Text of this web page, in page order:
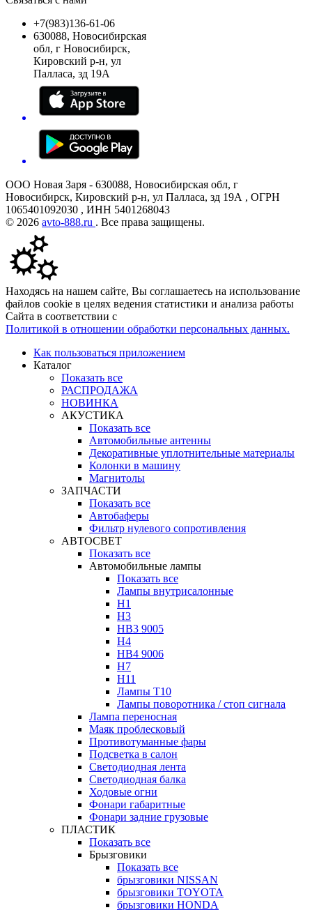
+7(983)136-61-06
630088, Новосибирская
обл, г Новосибирск,
Кировский р-н, ул
Палласа, зд 19А
ООО Новая Заря - 630088, Новосибирская обл, г
Новосибирск, Кировский р-н, ул Палласа, зд 19А , ОГРН
1065401092030 , ИНН 5401268043
© 2026 avto-888.ru . Все права защищены.
Находясь на нашем сайте, Вы соглашаетесь на использование
файлов cookie в целях ведения статистики и анализа работы
Сайта в соответствии с
Политикой в отношении обработки персональных данных.
Как пользоваться приложением
Каталог
Показать все
РАСПРОДАЖА
НОВИНКА
АКУСТИКА
Показать все
Автомобильные антенны
Декоративные уплотнительные материалы
Колонки в машину
Магнитолы
ЗАПЧАСТИ
Показать все
Автобаферы
Фильтр нулевого сопротивления
АВТОСВЕТ
Показать все
Автомобильные лампы
Показать все
Лампы внутрисалонные
H1
H3
HB3 9005
H4
HB4 9006
H7
H11
Лампы Т10
Лампы поворотника / стоп сигнала
Лампа переносная
Маяк проблесковый
Противотуманные фары
Подсветка в салон
Светодиодная лента
Светодиодная балка
Ходовые огни
Фонари габаритные
Фонари задние грузовые
ПЛАСТИК
Показать все
Брызговики
Показать все
брызговики NISSAN
брызговики TOYOTA
брызговики HONDA